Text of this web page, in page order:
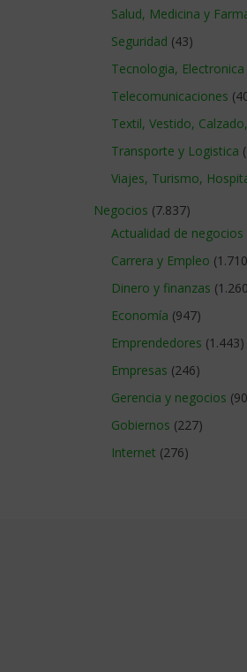
Salud, Medicina y
Seguridad (43)
Tecnologia,
Telecomunicaciones
Textil, Vestido,
Transporte y Logistica
Viajes, Turismo,
Negocios (7.837)
Actualidad de negocios
Carrera y Empleo
Dinero y finanzas
Economía (947)
Emprendedores (1.443)
Empresas (246)
Gerencia y negocios
Gobiernos (227)
Internet (276)